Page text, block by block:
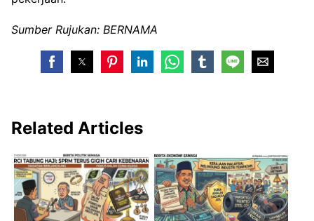
Sumber Rujukan: BERNAMA
Related Articles